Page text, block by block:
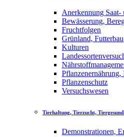
Anerkennung Saat-
Bewässerung,
Fruchtfolgen
Grünland, Futterbau
Kulturen
Pflanzenernährung,
Pflanzenschutz
Versuchswesen
Tierhaltung, Tierzucht,
Demonstrationen,